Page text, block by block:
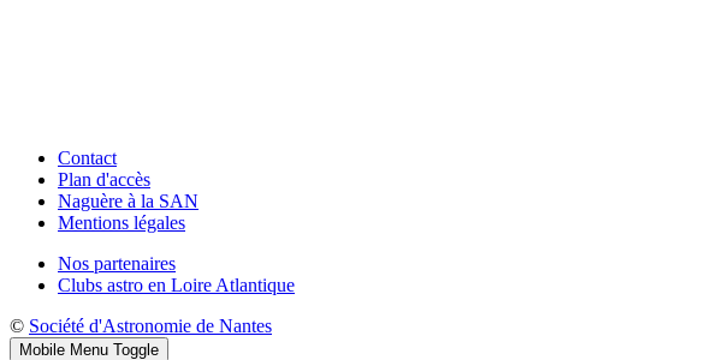
Contact
Plan d'accès
Naguère à la SAN
Mentions légales
Nos partenaires
Clubs astro en Loire Atlantique
© Société d'Astronomie de Nantes
Mobile Menu Toggle